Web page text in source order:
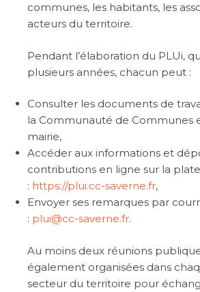
communes, les habitants, les
acteurs du territoire.
Pendant l’élaboration du PLUi,
plusieurs années, chacun peut :
Consulter les documents de
la Communauté de Communes
mairie,
Accéder aux informations et
contributions en ligne sur la
: https://plui.cc-saverne.fr,
Envoyer ses remarques par
: plui@cc-saverne.fr.
Au moins deux réunions
également organisées dans
secteur du territoire pour